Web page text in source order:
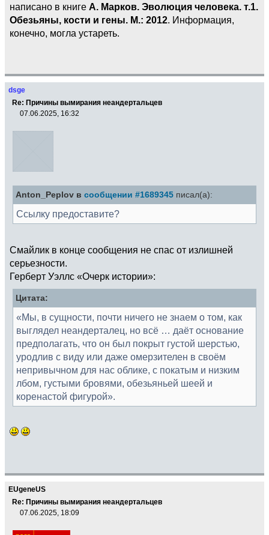
написано в книге А. Марков. Эволюция человека. т.1.
Обезьяны, кости и гены. М.: 2012. Информация,
конечно, могла устареть.
dsge
Re: Причины вымирания неандертальцев
07.06.2025, 16:32
Anton_Peplov в сообщении #1689345 писал(а):
Ссылку предоставите?
Смайлик в конце сообщения не спас от излишней
серьезности.
Герберт Уэллс «Очерк истории»:
Цитата:
«Мы, в сущности, почти ничего не знаем о том, как
выглядел неандерталец, но всё … даёт основание
предполагать, что он был покрыт густой шерстью,
уродлив с виду или даже омерзителен в своём
непривычном для нас облике, с покатым и низким
лбом, густыми бровями, обезьяньей шеей и
коренастой фигурой».
EUgeneUS
Re: Причины вымирания неандертальцев
07.06.2025, 18:09